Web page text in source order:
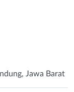
Jawa Barat